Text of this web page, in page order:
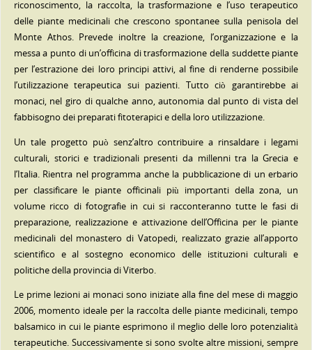
riconoscimento, la raccolta, la trasformazione e l’uso terapeutico
delle piante medicinali che crescono spontanee sulla penisola del
Monte Athos. Prevede inoltre la creazione, l’organizzazione e la
messa a punto di un’officina di trasformazione della suddette piante
per l’estrazione dei loro principi attivi, al fine di renderne possibile
l’utilizzazione terapeutica sui pazienti. Tutto ciò garantirebbe ai
monaci, nel giro di qualche anno, autonomia dal punto di vista del
fabbisogno dei preparati fitoterapici e della loro utilizzazione.
Un tale progetto può senz’altro contribuire a rinsaldare i legami
culturali, storici e tradizionali presenti da millenni tra la Grecia e
l’Italia. Rientra nel programma anche la pubblicazione di un erbario
per classificare le piante officinali più importanti della zona, un
volume ricco di fotografie in cui si racconteranno tutte le fasi di
preparazione, realizzazione e attivazione dell’Officina per le piante
medicinali del monastero di Vatopedi, realizzato grazie all’apporto
scientifico e al sostegno economico delle istituzioni culturali e
politiche della provincia di Viterbo.
Le prime lezioni ai monaci sono iniziate alla fine del mese di maggio
2006, momento ideale per la raccolta delle piante medicinali, tempo
balsamico in cui le piante esprimono il meglio delle loro potenzialità
terapeutiche. Successivamente si sono svolte altre missioni, sempre